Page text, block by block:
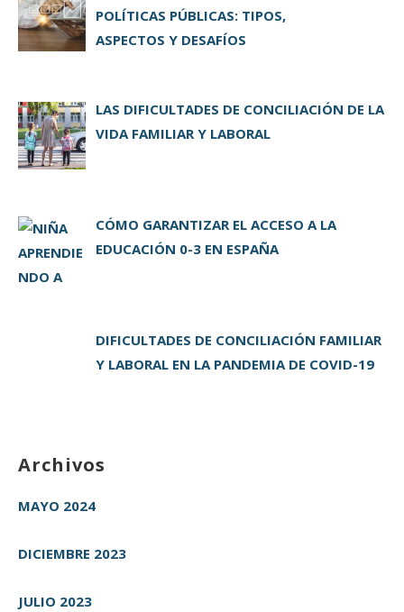
POLÍTICAS PÚBLICAS: TIPOS,
ASPECTOS Y DESAFÍOS
LAS DIFICULTADES DE CONCILIACIÓN DE LA
VIDA FAMILIAR Y LABORAL
CÓMO GARANTIZAR EL ACCESO A LA
EDUCACIÓN 0-3 EN ESPAÑA
DIFICULTADES DE CONCILIACIÓN FAMILIAR
Y LABORAL EN LA PANDEMIA DE COVID-19
Archivos
MAYO 2024
DICIEMBRE 2023
JULIO 2023